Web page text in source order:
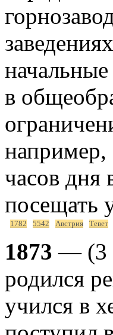
в
например,
часов дня
посещать
1782 5542 Австрия Тевет
1873 — (3
родился
учился в